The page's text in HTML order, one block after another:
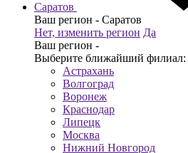
Саратов
Ваш регион - Саратов
Нет, изменить регион Да
Ваш регион -
Выберите ближайший филиал:
Астрахань
Волгоград
Воронеж
Краснодар
Липецк
Москва
Нижний Новгород